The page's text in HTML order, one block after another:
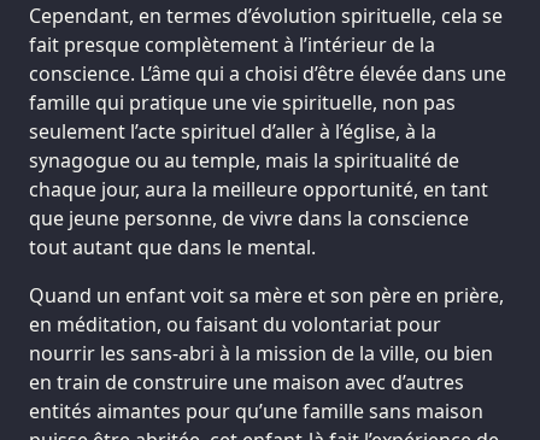
Cependant, en termes d’évolution spirituelle, cela se
fait presque complètement à l’intérieur de la
conscience. L’âme qui a choisi d’être élevée dans une
famille qui pratique une vie spirituelle, non pas
seulement l’acte spirituel d’aller à l’église, à la
synagogue ou au temple, mais la spiritualité de
chaque jour, aura la meilleure opportunité, en tant
que jeune personne, de vivre dans la conscience
tout autant que dans le mental.
Quand un enfant voit sa mère et son père en prière,
en méditation, ou faisant du volontariat pour
nourrir les sans-abri à la mission de la ville, ou bien
en train de construire une maison avec d’autres
entités aimantes pour qu’une famille sans maison